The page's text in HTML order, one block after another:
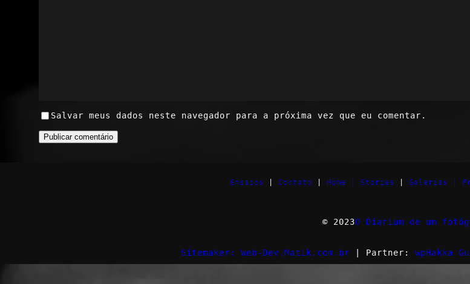
Salvar meus dados neste navegador para a próxima vez que eu comentar.
Ensaios Contato Home | Stories Galerias |
© 2023O Diarium de um
Sitemaker: Web-Dev.Matik.com.br | Partner: wpHakka